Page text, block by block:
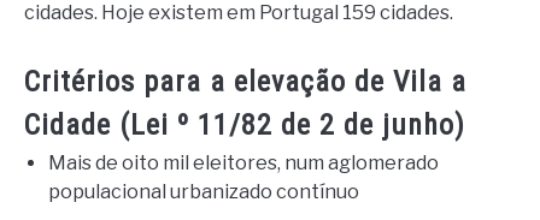
cidades. Hoje existem em Portugal 159 cidades.
Critérios para a elevação de Vila a
Cidade (Lei º 11/82 de 2 de junho)
Mais de oito mil eleitores, num aglomerado
populacional urbanizado contínuo